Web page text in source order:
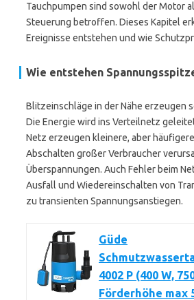
Tauchpumpen sind sowohl der Motor
Steuerung betroffen. Dieses Kapitel
Ereignisse entstehen und wie
Wie entstehen
Blitzeinschläge in der Nähe erzeugen
Die Energie wird ins Verteilnetz
Netz erzeugen kleinere, aber
Abschalten großer Verbraucher
Überspannungen. Auch Fehler beim
Ausfall und Wiedereinschalten von
zu transienten Spannungsanstiegen.
Güde
4002 P (400 W,
Förderhöhe max